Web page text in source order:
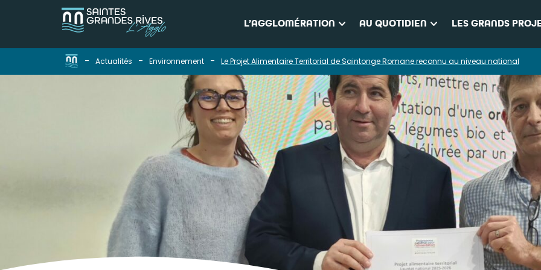
L’AGGLOMÉRATION keyboard_arrow_down AU QUOTIDIEN keyboard_arrow_down LES GRANDS
- Actualités - Environnement - Le Projet Alimentaire Territorial de Saintonge Romane reconnu au niveau national